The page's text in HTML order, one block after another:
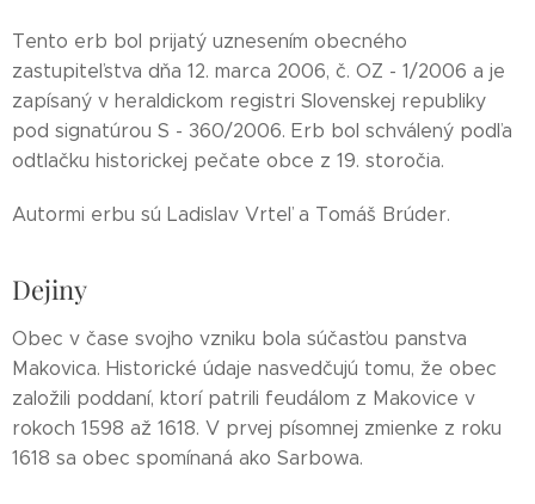
Tento erb bol prijatý uznesením obecného
zastupiteľstva dňa 12. marca 2006, č. OZ - 1/2006 a je
zapísaný v heraldickom registri Slovenskej republiky
pod signatúrou S - 360/2006. Erb bol schválený podľa
odtlačku historickej pečate obce z 19. storočia.
Autormi erbu sú Ladislav Vrteľ a Tomáš Brúder.
Dejiny
Obec v čase svojho vzniku bola súčasťou panstva
Makovica. Historické údaje nasvedčujú tomu, že obec
založili poddaní, ktorí patrili feudálom z Makovice v
rokoch 1598 až 1618. V prvej písomnej zmienke z roku
1618 sa obec spomínaná ako Sarbowa.